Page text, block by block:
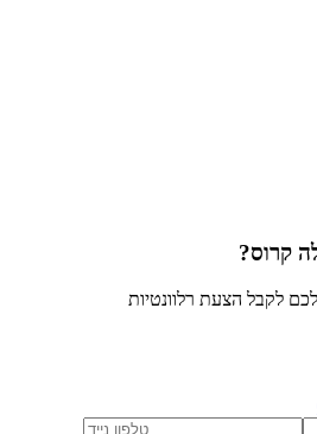
קרוס?
לקבל הצעת רלוונטיות